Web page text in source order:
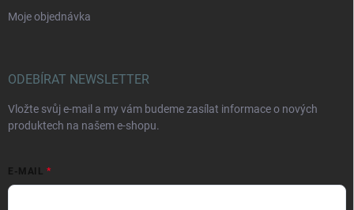
Moje objednávka
ODEBÍRAT NEWSLETTER
Vložte svůj e-mail a my vám budeme zasílat informace o nových
produktech na našem e-shopu.
E-MAIL